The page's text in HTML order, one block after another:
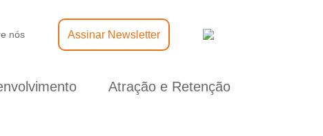
nós Assinar Newsletter
Atração e Retenção